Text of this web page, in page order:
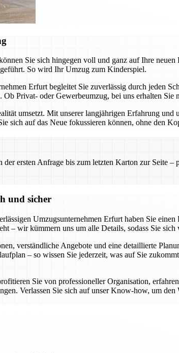
Sie sich hingegen voll und ganz auf Ihre neuen
So wird Ihr Umzug zum Kinderspiel.
Erfurt begleitet Sie zuverlässig durch jeden
Privat- oder Gewerbeumzug, bei uns erhalten Sie
umsetzt. Mit unserer langjährigen Erfahrung und
sich auf das Neue fokussieren können, ohne den
ersten Anfrage bis zum letzten Karton zur Seite –
und sicher
Umzugsunternehmen Erfurt haben Sie
– wir kümmern uns um alle Details, sodass Sie
verständliche Angebote und eine detaillierte
– so wissen Sie jederzeit, was auf Sie
Sie von professioneller Organisation,
Verlassen Sie sich auf unser Know-how, um